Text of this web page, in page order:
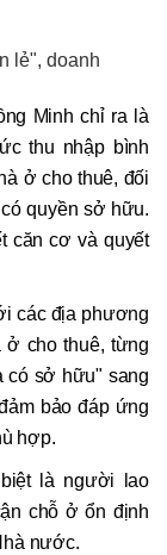
lẻ", doanh
Minh chỉ ra là
thu nhập bình
ở cho thuê, đối
quyền sở hữu.
căn cơ và quyết
các địa phương
ở cho thuê, từng
có sở hữu" sang
bảo đáp ứng
hợp.
là người lao
chỗ ở ổn định
nước.